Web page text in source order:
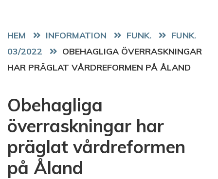
HEM FUNK.
FUNK.
03/2022
OBEHAGLIGA ÖVERRASKNINGAR
HAR PRÄGLAT VÅRDREFORMEN PÅ ÅLAND
Obehagliga
överraskningar har
präglat vårdreformen
på Åland